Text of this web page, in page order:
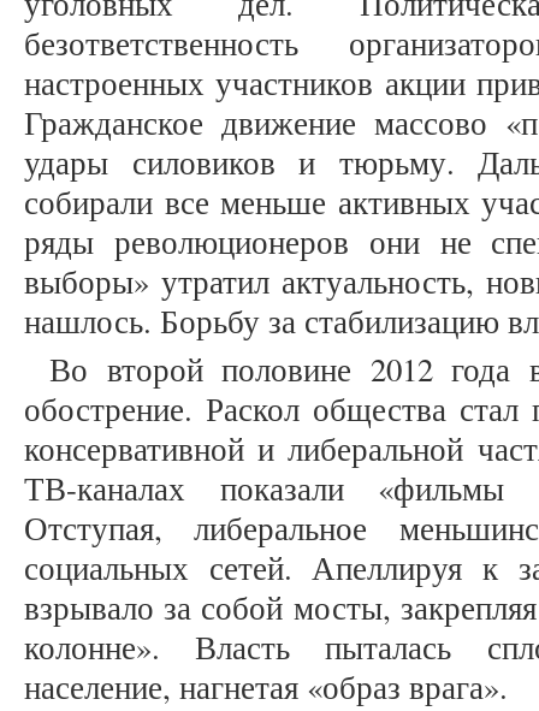
безответственность
настроенных участников акции
Гражданское движение массово
удары силовиков и тюрьму.
собирали все меньше активных
ряды революционеров они не
выборы» утратил актуальность,
нашлось. Борьбу за стабилизацию
Во второй половине 2012 года
обострение. Раскол общества стал
консервативной и либеральной
ТВ-каналах показали
Отступая, либеральное
социальных сетей. Апеллируя к
взрывало за собой мосты,
колонне». Власть пыталась
население, нагнетая «образ врага».